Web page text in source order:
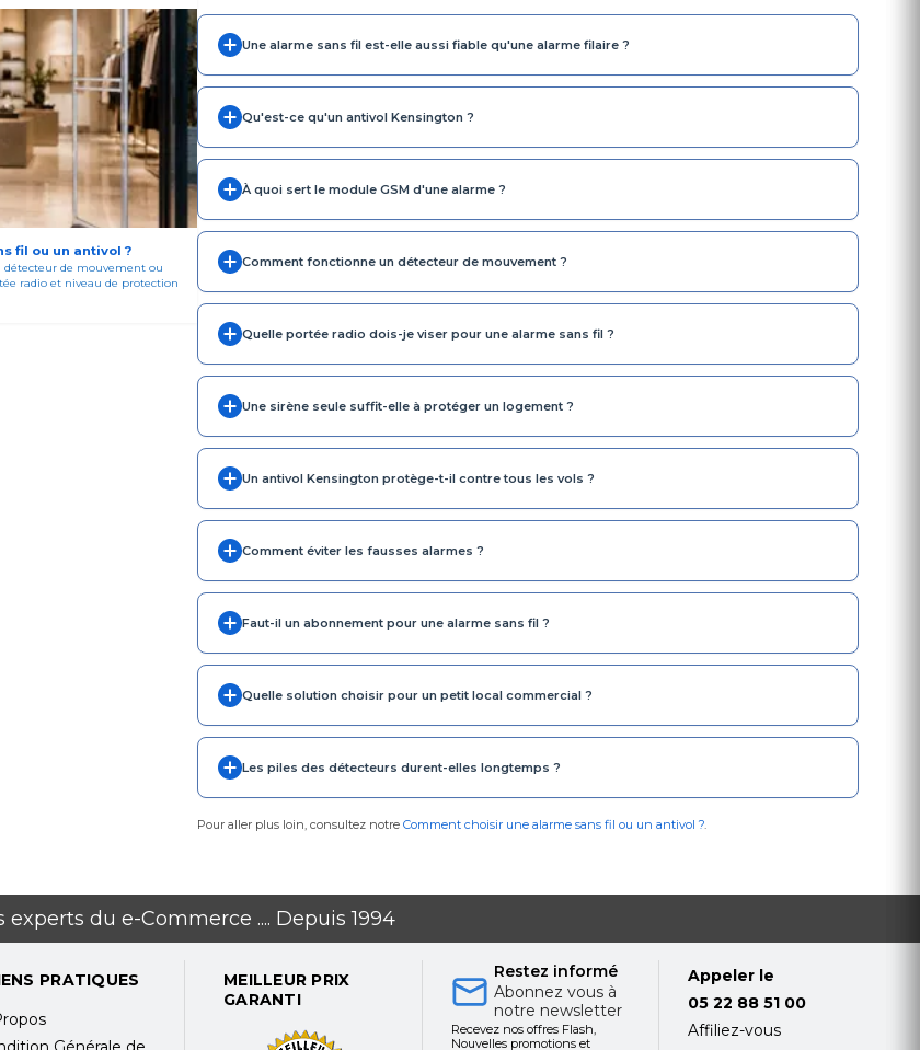
fil ou un antivol ?
détecteur de mouvement ou
radio et niveau de protection
Une alarme sans fil est-elle aussi fiable qu'une alarme filaire ?
Qu'est-ce qu'un antivol Kensington ?
À quoi sert le module GSM d'une alarme ?
Comment fonctionne un détecteur de mouvement ?
Quelle portée radio dois-je viser pour une alarme sans fil ?
Une sirène seule suffit-elle à protéger un logement ?
Un antivol Kensington protège-t-il contre tous les vols ?
Comment éviter les fausses alarmes ?
Faut-il un abonnement pour une alarme sans fil ?
Quelle solution choisir pour un petit local commercial ?
Les piles des détecteurs durent-elles longtemps ?
Pour aller plus loin, consultez notre Comment choisir une alarme sans fil ou un antivol ?.
experts du e-Commerce .... Depuis 1994
PRATIQUES
MEILLEUR PRIX
GARANTI
Restez informé
Abonnez vous à
notre newsletter
Recevez nos offres Flash,
Nouvelles promotions et
Appeler le
05 22 88 51 00
Affiliez-vous